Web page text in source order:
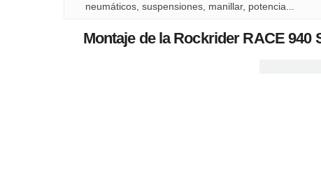
neumáticos, suspensiones, manillar, potencia...
Montaje de la Rockrider RACE 940